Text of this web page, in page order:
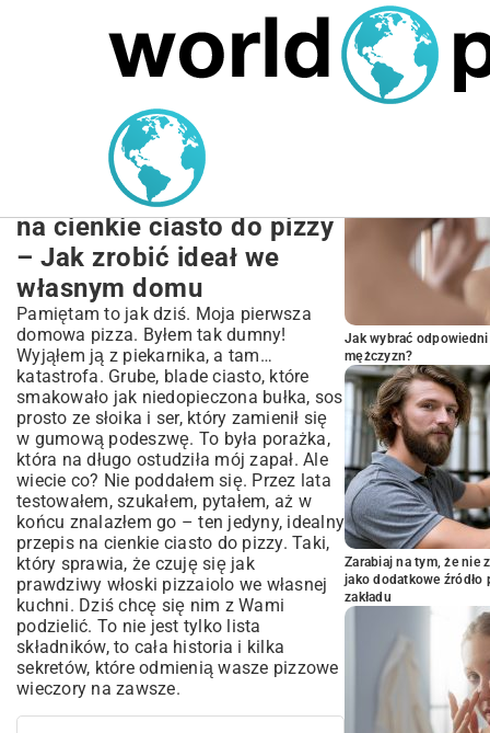
MARIUSZ ŁAMAGA 27.09.2025
Przepis na Idealne Cienkie
Ciasto do Pizzy
Mój sprawdzony przepis
na cienkie ciasto do pizzy
– Jak zrobić ideał we
własnym domu
Pamiętam to jak dziś. Moja pierwsza
domowa pizza. Byłem tak dumny!
Wyjąłem ją z piekarnika, a tam…
katastrofa. Grube, blade ciasto, które
smakowało jak niedopieczona bułka, sos
prosto ze słoika i ser, który zamienił się
w gumową podeszwę. To była porażka,
która na długo ostudziła mój zapał. Ale
wiecie co? Nie poddałem się. Przez lata
testowałem, szukałem, pytałem, aż w
końcu znalazłem go – ten jedyny, idealny
przepis na cienkie ciasto do pizzy. Taki,
który sprawia, że czuję się jak
prawdziwy włoski pizzaiolo we własnej
kuchni. Dziś chcę się nim z Wami
podzielić. To nie jest tylko lista
składników, to cała historia i kilka
sekretów, które odmienią wasze pizzowe
wieczory na zawsze.
Jak wybrać
mężczyzn?
Zarabiaj na tym, że nie
jako dodatkowe
zakładu